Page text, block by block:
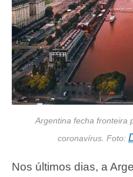
Argentina fecha fronteira
coronavírus. Foto:
Nos últimos dias, a